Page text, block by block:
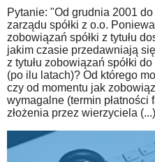
Pytanie: "Od grudnia 2001
zarządu spółki z o.o.
zobowiązań spółki z tytułu
jakim czasie przedawniają
z tytułu zobowiązań spółki
(po ilu latach)? Od którego
czy od momentu jak
wymagalne (termin płatności
złożenia przez wierzyciela